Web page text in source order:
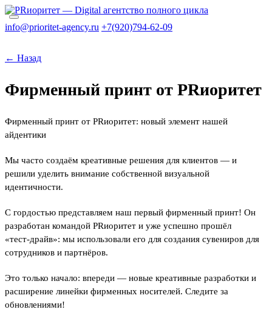
info@prioritet-agency.ru +7(920)794-62-09
← Назад
Фирменный принт от PRиоритет
Фирменный принт от PRиоритет: новый элемент нашей
айдентики
Мы часто создаём креативные решения для клиентов — и
решили уделить внимание собственной визуальной
идентичности.
С гордостью представляем наш первый фирменный принт! Он
разработан командой PRиоритет и уже успешно прошёл
«тест‑драйв»: мы использовали его для создания сувениров для
сотрудников и партнёров.
Это только начало: впереди — новые креативные разработки и
расширение линейки фирменных носителей. Следите за
обновлениями!